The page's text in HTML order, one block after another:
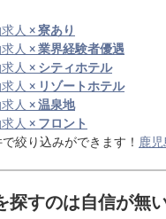
人 ×寮あり
人 ×業界経験者優遇
人 × シティホテル
人 × リゾートホテル
人 ×温泉地
人 × フロント
絞り込みができます！ 鹿
探すのは自信が無